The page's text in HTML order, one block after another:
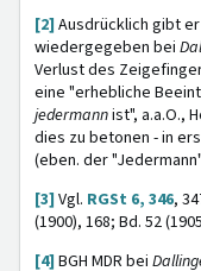
[2] Ausdrücklich gibt
wiedergegeben bei
Verlust des
eine "erhebliche
jedermannist", a.a.O.,
dies zu betonen - in
(eben. der
[3] Vgl. RGSt 6, 346,
(1900), 168; Bd. 52
[4] BGH MDR bei